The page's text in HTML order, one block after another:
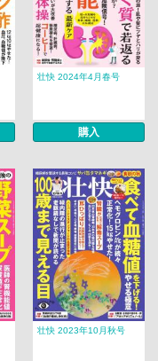
壮快 2024年4月春号
購入
壮快 2023年10月秋号